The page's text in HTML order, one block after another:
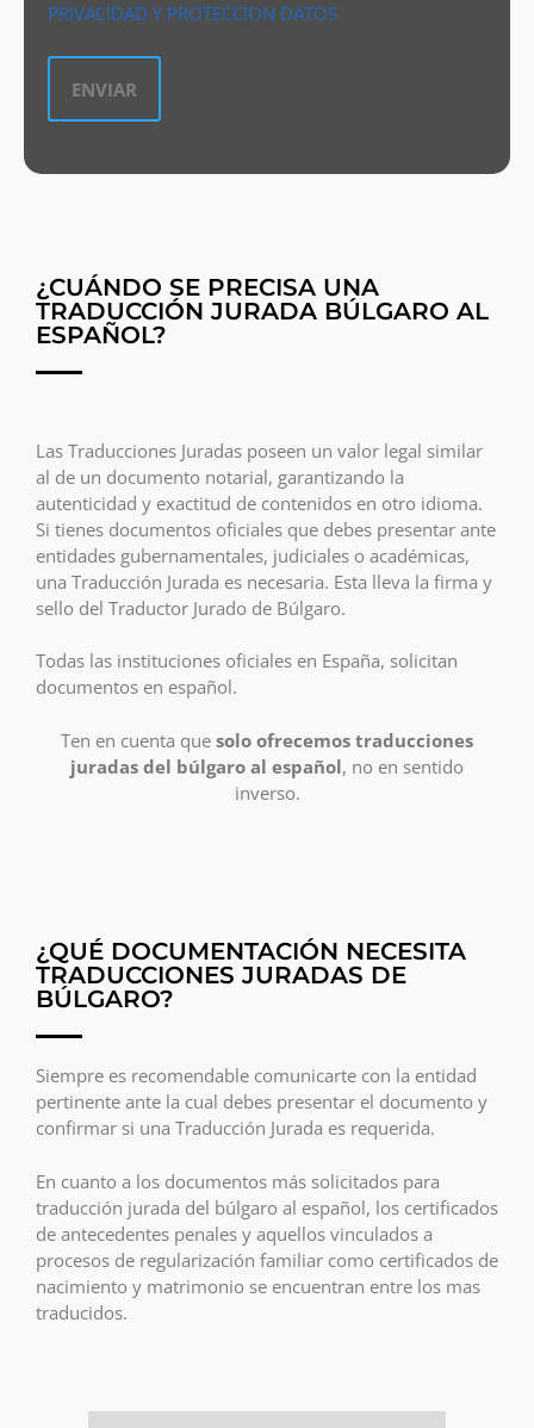
PRIVACIDAD Y PROTECCION DATOS
¿CUÁNDO SE PRECISA UNA
TRADUCCIÓN JURADA BÚLGARO AL
ESPAÑOL?
Las Traducciones Juradas poseen un valor legal similar
al de un documento notarial, garantizando la
autenticidad y exactitud de contenidos en otro idioma.
Si tienes documentos oficiales que debes presentar ante
entidades gubernamentales, judiciales o académicas,
una Traducción Jurada es necesaria. Esta lleva la firma y
sello del Traductor Jurado de Búlgaro.
Todas las instituciones oficiales en España, solicitan
documentos en español.
Ten en cuenta que solo ofrecemos traducciones
juradas del búlgaro al español, no en sentido
inverso.
¿QUÉ DOCUMENTACIÓN NECESITA
TRADUCCIONES JURADAS DE
BÚLGARO?
Siempre es recomendable comunicarte con la entidad
pertinente ante la cual debes presentar el documento y
confirmar si una Traducción Jurada es requerida.
En cuanto a los documentos más solicitados para
traducción jurada del búlgaro al español, los certificados
de antecedentes penales y aquellos vinculados a
procesos de regularización familiar como certificados de
nacimiento y matrimonio se encuentran entre los mas
traducidos.